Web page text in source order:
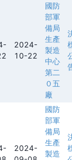
2024-
10-22
國防
部軍
備局
生產
製造
中心
第二
０五
廠
2024-
國防
部軍
備局
生產
製造